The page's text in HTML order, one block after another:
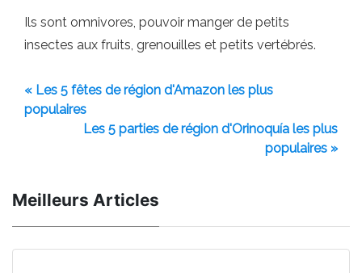
Ils sont omnivores, pouvoir manger de petits
insectes aux fruits, grenouilles et petits vertébrés.
« Les 5 fêtes de région d'Amazon les plus
populaires
Les 5 parties de région d'Orinoquía les plus
populaires »
Meilleurs Articles